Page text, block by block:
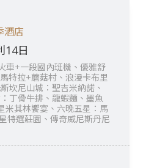
酒店
14日
車+一段國內班機、優雅舒
特拉+蘑菇村、浪漫卡布里
坎尼山城：聖吉米納諾、
丁骨牛排、龍蝦麵、墨魚
米其林饗宴、六晚五星：馬
特選莊園、傳奇威尼斯丹尼